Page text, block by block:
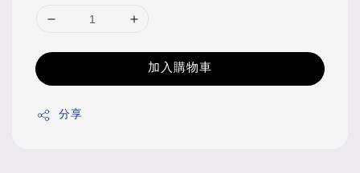
加入購物車
分享